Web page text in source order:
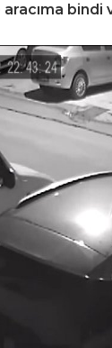
aracıma